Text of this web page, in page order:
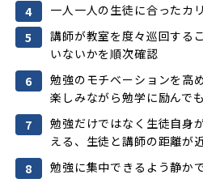
一人一人の生徒に合ったカ
講師が教室を度々巡回する
いないかを順次確認
勉強のモチベーションを高
楽しみながら勉学に励んで
勉強だけではなく生徒自身
える、生徒と講師の距離が
勉強に集中できるよう静か